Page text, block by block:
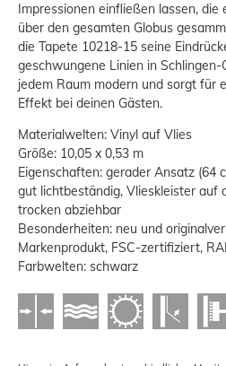
Impressionen einfließen lassen,
über den gesamten Globus
die Tapete 10218-15 seine
geschwungene Linien in
jedem Raum modern und sorgt für
Effekt bei deinen Gästen.
Materialwelten: Vinyl auf Vlies
Größe: 10,05 x 0,53 m
Eigenschaften: gerader Ansatz (64
gut lichtbeständig, Vlieskleister auf
trocken abziehbar
Besonderheiten: neu und
Markenprodukt, FSC-zertifiziert,
Farbwelten: schwarz